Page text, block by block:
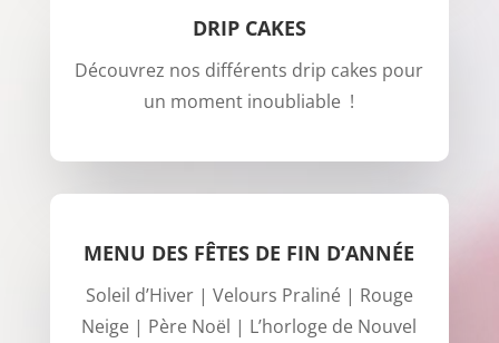
DRIP CAKES
Découvrez nos différents drip cakes pour
un moment inoubliable !
MENU DES FÊTES DE FIN D’ANNÉE
Soleil d’Hiver | Velours Praliné | Rouge
Neige | Père Noël | L’horloge de Nouvel